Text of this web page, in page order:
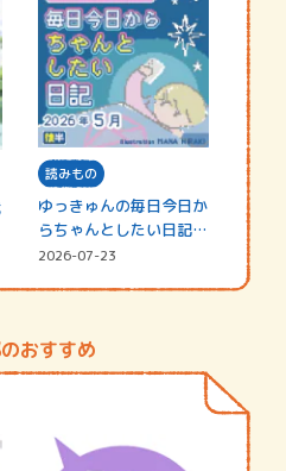
読みもの
ゆっきゅんの毎日今日か
らちゃんとしたい日記
☆202…
2026-07-23
おすすめ